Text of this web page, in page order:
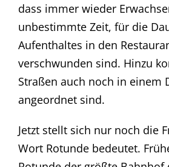
dass immer wieder
unbestimmte Zeit, für die
Aufenthaltes in den
verschwunden sind. Hinzu
Straßen auch noch in einem
angeordnet sind.
Jetzt stellt sich nur noch die
Wort Rotunde bedeutet.